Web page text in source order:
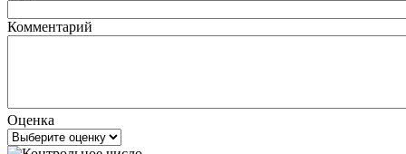
Комментарий
Оценка